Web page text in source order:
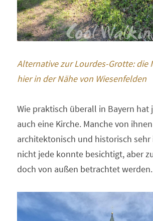
Alternative zur Lourdes-Grotte: die
hier in der Nähe von Wiesenfelden
Wie praktisch überall in Bayern hat
auch eine Kirche. Manche von
architektonisch und historisch sehr
nicht jede konnte besichtigt, aber
doch von außen betrachtet werden.